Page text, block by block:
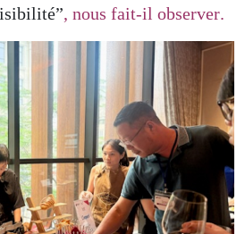
, nous fait-il observer.